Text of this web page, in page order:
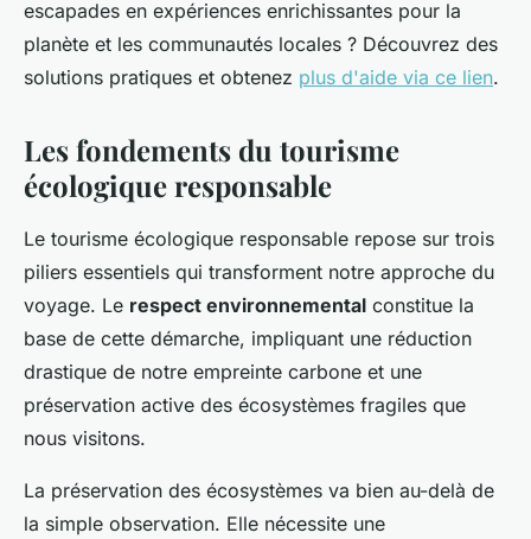
escapades en expériences enrichissantes pour la
planète et les communautés locales ? Découvrez des
solutions pratiques et obtenez plus d'aide via ce lien.
Les fondements du tourisme
écologique responsable
Le tourisme écologique responsable repose sur trois
piliers essentiels qui transforment notre approche du
voyage. Le respect environnemental constitue la
base de cette démarche, impliquant une réduction
drastique de notre empreinte carbone et une
préservation active des écosystèmes fragiles que
nous visitons.
La préservation des écosystèmes va bien au-delà de
la simple observation. Elle nécessite une